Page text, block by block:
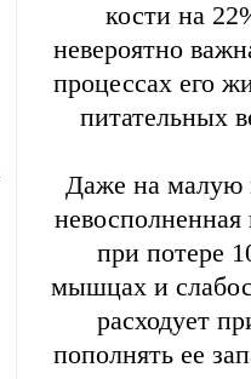
кости на
невероятно
процессах его
питательных
Даже на малую
при потере
мышцах и
расходует
пополнять ее